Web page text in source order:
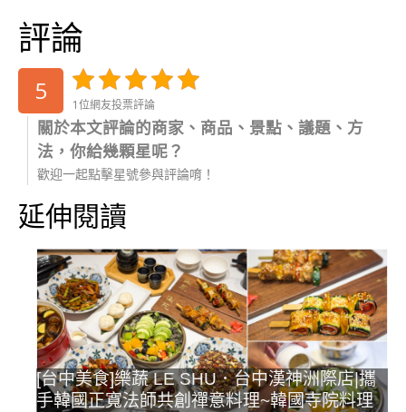
評論
5 1位網友投票評論
關於本文評論的商家、商品、景點、議題、方
法，你給幾顆星呢？
歡迎一起點擊星號參與評論唷！
延伸閱讀
[台中美食]樂蔬 LE SHU．台中漢神洲際店|攜
手韓國正寬法師共創禪意料理~韓國寺院料理